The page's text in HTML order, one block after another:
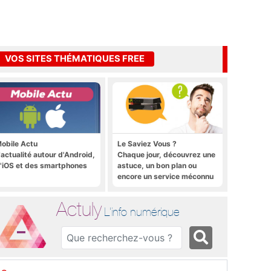
VOS SITES THÉMATIQUES FREE
Actu
autour d'Android,
et des smartphones
Le Saviez Vous ?
Chaque jour, découvrez une
astuce, un bon plan ou
encore un service méconnu
Actuly L'info numérique